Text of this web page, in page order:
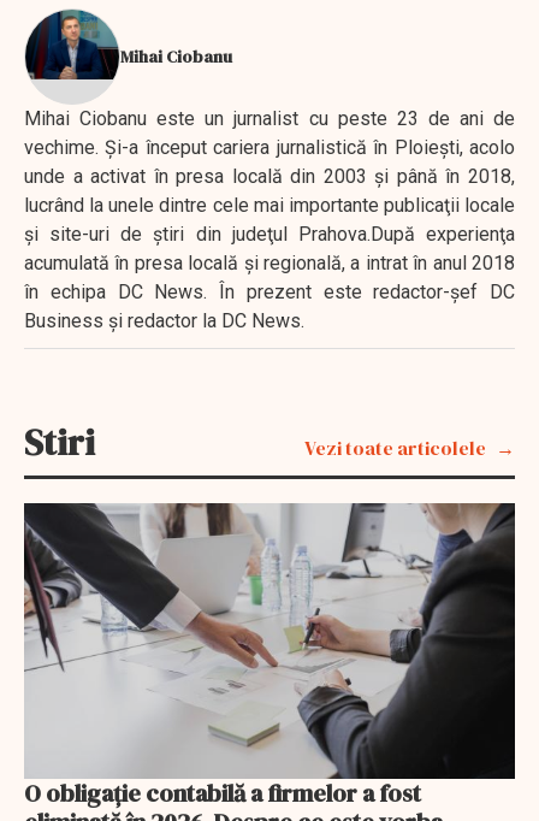
Mihai Ciobanu
Mihai Ciobanu este un jurnalist cu peste 23 de ani de
vechime. Şi-a început cariera jurnalistică în Ploieşti, acolo
unde a activat în presa locală din 2003 şi până în 2018,
lucrând la unele dintre cele mai importante publicaţii locale
şi site-uri de ştiri din judeţul Prahova.După experienţa
acumulată în presa locală şi regională, a intrat în anul 2018
în echipa DC News. În prezent este redactor-şef DC
Business şi redactor la DC News.
Stiri Vezi toate articolele
O obligație contabilă a firmelor a fost